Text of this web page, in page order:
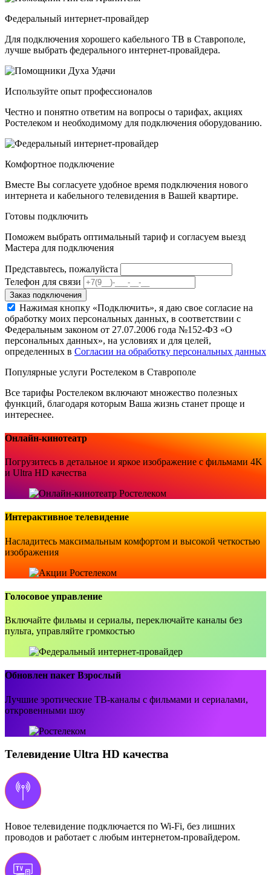
Федеральный интернет-провайдер
Для подключения хорошего кабельного ТВ в Ставрополе,
лучше выбрать федерального интернет-провайдера.
Используйте опыт профессионалов
Честно и понятно ответим на вопросы о тарифах, акциях
Ростелеком и необходимому для подключения оборудованию.
Комфортное подключение
Вместе Вы согласуете удобное время подключения нового
интернета и кабельного телевидения в Вашей квартире.
Готовы подключить
Поможем выбрать оптимальный тариф и согласуем выезд
Мастера для подключения
Представьтесь, пожалуйста
Телефон для связи
Заказ подключения
Нажимая кнопку «Подключить», я даю свое согласие на
обработку моих персональных данных, в соответствии с
Федеральным законом от 27.07.2006 года №152-ФЗ «О
персональных данных», на условиях и для целей,
определенных в Согласии на обработку персональных данных
Популярные услуги Ростелеком в Ставрополе
Все тарифы Ростелеком включают множество полезных
функций, благодаря которым Ваша жизнь станет проще и
интереснее.
Онлайн-кинотеатр
Погрузитесь в детальное и яркое изображение с фильмами 4K
и Ultra HD качества
Интерактивное телевидение
Насладитесь максимальным комфортом и высокой четкостью
изображения
Голосовое управление
Включайте фильмы и сериалы, переключайте каналы без
пульта, управляйте громкостью
Обновлен пакет Взрослый
Лучшие эротические ТВ-каналы с фильмами и сериалами,
откровенными шоу
Телевидение Ultra HD качества
Новое телевидение подключается по Wi-Fi, без лишних
проводов и работает с любым интернетом-провайдером.